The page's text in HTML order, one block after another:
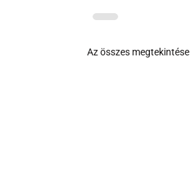
Az összes megtekintése